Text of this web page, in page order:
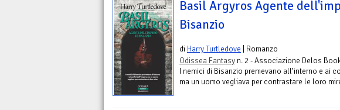
Basil Argyros Agente
Bisanzio
di Harry Turtledove | Romanzo
Odissea Fantasy n. 2 - Associazione Delos
I nemici di Bisanzio premevano all’interno e ai
ma un uomo vegliava per contrastare le loro